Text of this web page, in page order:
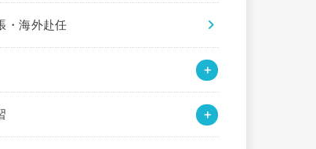
・海外赴任